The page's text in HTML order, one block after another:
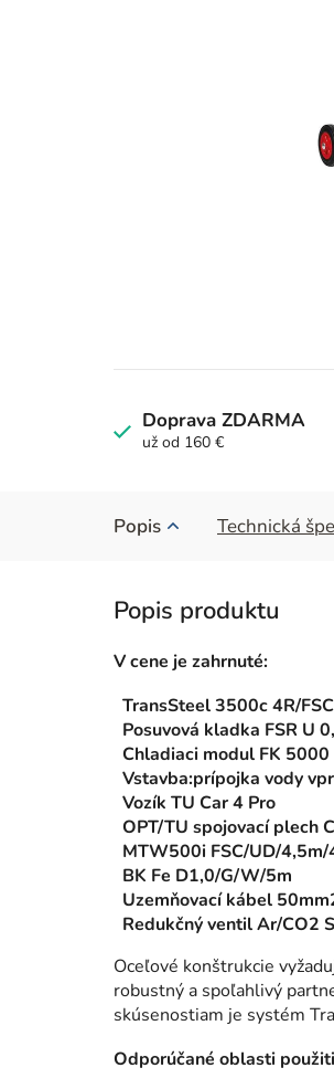
Doprava ZDARMA
už od 160 €
Popis Technická
V cene je zahrnuté:
TransSteel 3500c 4R/
Posuvová kladka FSR U
Chladiaci modul FK 5000
Vstavba:prípojka vody
Vozík TU Car 4 Pro
OPT/TU spojovací plech
MTW500i FSC/UD/4,5m/
BK Fe D1,0/G/W/5m
Uzemňovací kábel
Redukčný ventil Ar/CO2
Oceľové konštrukcie
robustný a spoľahlivý
skúsenostiam je systém
Odporúčané oblasti